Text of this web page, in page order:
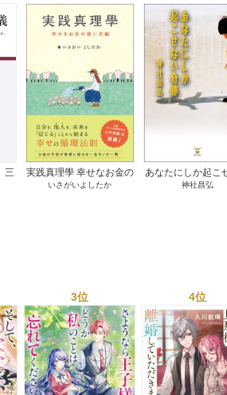
三
さ
実践真理學 幸せなお金の
使い方編 1巻
いさがいよしたか
あなたにしか起こ
奇跡 1巻
神社昌弘
3位 4位